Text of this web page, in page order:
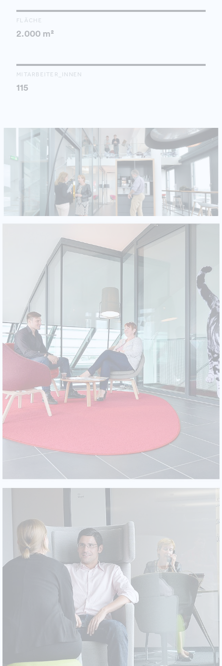
FLÄCHE
2.000 m²
MITARBEITER_INNEN
115